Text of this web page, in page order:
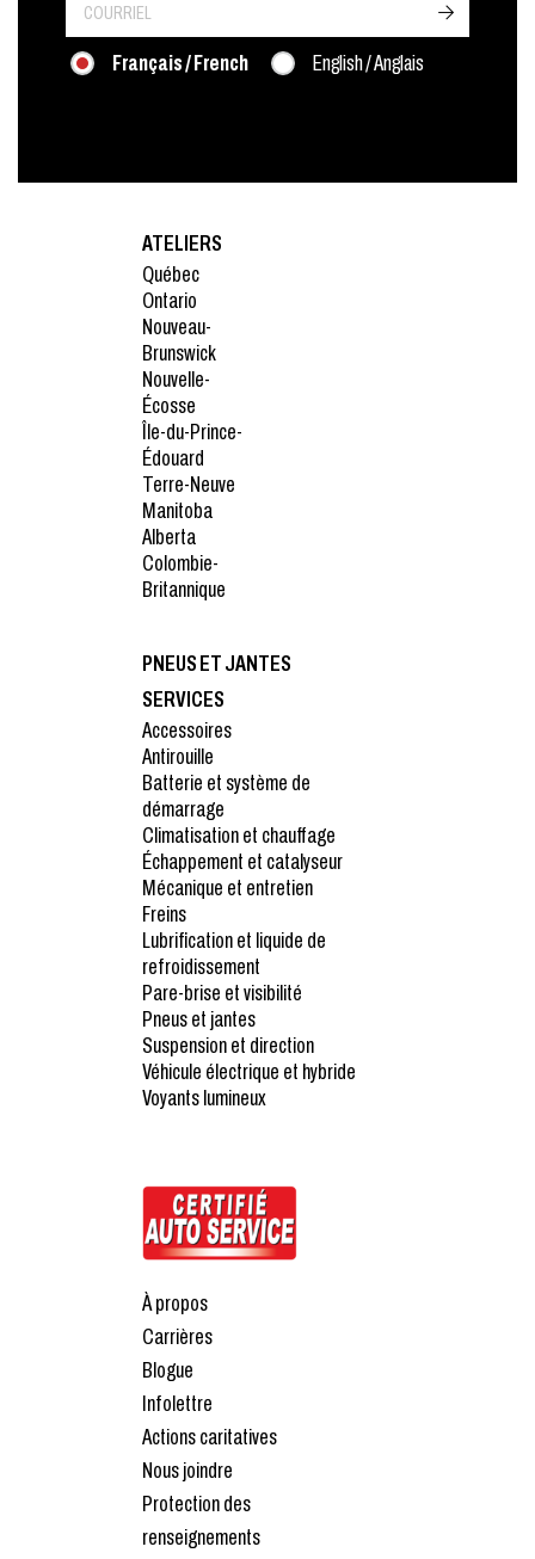
Français / French English / Anglais
->
ATELIERS
Québec
Ontario
Nouveau-
Brunswick
Nouvelle-
Écosse
Île-du-Prince-
Édouard
Terre-Neuve
Manitoba
Alberta
Colombie-
Britannique
PNEUS ET JANTES
SERVICES
Accessoires
Antirouille
Batterie et système de
démarrage
Climatisation et chauffage
Échappement et catalyseur
Mécanique et entretien
Freins
Lubrification et liquide de
refroidissement
Pare-brise et visibilité
Pneus et jantes
Suspension et direction
Véhicule électrique et hybride
Voyants lumineux
À propos
Carrières
Blogue
Infolettre
Actions caritatives
Nous joindre
Protection des
renseignements